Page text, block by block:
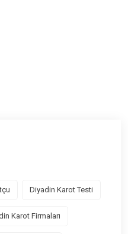
Diyadin Karot Testi
Karot Firmaları